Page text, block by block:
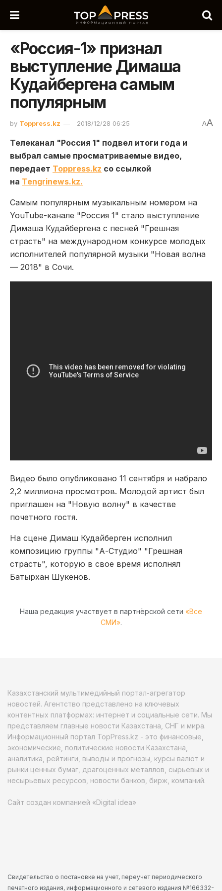
«Россия-1» признал
выступление Димаша
Кудайбергена самым
популярным
by Toppress.kz 2018/12/28 06:25 AA
Телеканал "Россия 1" подвел итоги года и
выбрал самые просматриваемые видео,
передает Toppress.kz со ссылкой
на Tengrinews.kz.
Самым популярным музыкальным номером на
YouTube-канале "Россия 1" стало выступление
Димаша Кудайбергена с песней "Грешная
страсть" на международном конкурсе молодых
исполнителей популярной музыки "Новая волна
— 2018" в Сочи.
Видео было опубликовано 11 сентября и набрало
2,2 миллиона просмотров. Молодой артист был
приглашен на "Новую волну" в качестве
почетного гостя.
На сцене Димаш Кудайберген исполнил
композицию группы "А-Студио" "Грешная
страсть", которую в свое время исполнял
Батырхан Шукенов.
Наша редакция участвует в партнёрской сети «Все
СМИ».
Казахстанский мультимедийный портал-агрегатор
новостей. Агентство представлено на ключевых
контентных платформах: интернет и социальные сети. Мы
представляем главные новости Казахстана, СНГ и мира.
Информационный портал TopPress.kz - это финансовые,
экономические, политические новости Казахстана,
аналитика, рейтинги, выводы и прогнозы, курсы валют и
рынки ценных бумаг, драгоценных металлов, сырьевых и
несырьевых ресурсов, новости банков, бирж, компаний.
Сайт создан компанией «Digital idea»
Свидетельство о постановке на учет, переучет периодического
печатного издания, информационного и сетевого издания №166332-